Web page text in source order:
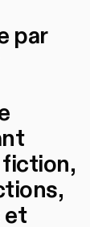
par
fiction,
et